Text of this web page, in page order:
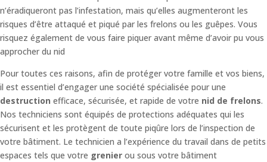
n’éradiqueront pas l’infestation, mais qu’elles augmenteront les
risques d’être attaqué et piqué par les frelons ou les guêpes. Vous
risquez également de vous faire piquer avant même d’avoir pu vous
approcher du nid
Pour toutes ces raisons, afin de protéger votre famille et vos biens,
il est essentiel d’engager une société spécialisée pour une
destruction efficace, sécurisée, et rapide de votre nid de frelons.
Nos techniciens sont équipés de protections adéquates qui les
sécurisent et les protègent de toute piqûre lors de l’inspection de
votre bâtiment. Le technicien a l’expérience du travail dans de petits
espaces tels que votre grenier ou sous votre bâtiment